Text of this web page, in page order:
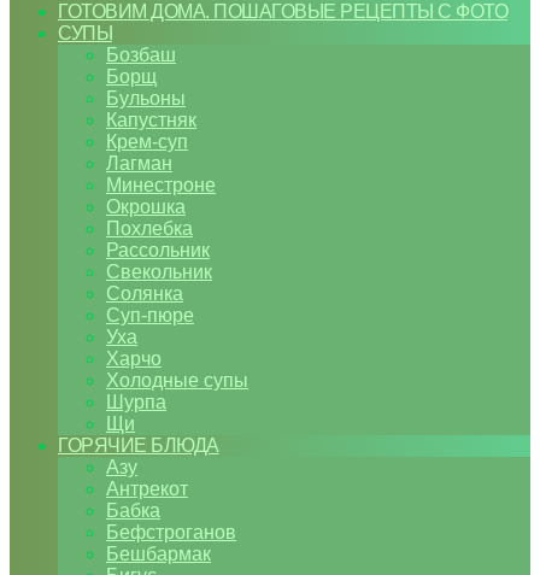
ГОТОВИМ ДОМА. ПОШАГОВЫЕ РЕЦЕПТЫ С ФОТО
СУПЫ
Бозбаш
Борщ
Бульоны
Капустняк
Крем-суп
Лагман
Минестроне
Окрошка
Похлебка
Рассольник
Свекольник
Солянка
Суп-пюре
Уха
Харчо
Холодные супы
Шурпа
Щи
ГОРЯЧИЕ БЛЮДА
Азу
Антрекот
Бабка
Бефстроганов
Бешбармак